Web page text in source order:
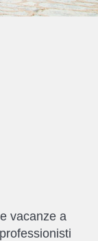
vacanze a